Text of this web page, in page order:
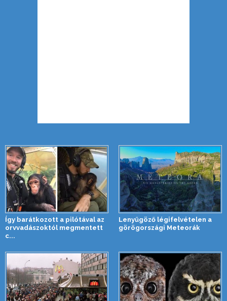
Így barátkozott a pilótával az
orvvadászoktól megmentett
c...
Lenyűgöző légifelvételen a
görögországi Meteorák